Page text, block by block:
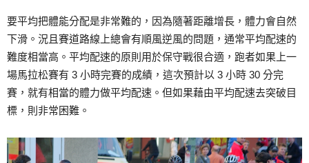
要平均把體能分配是非常難的，因為隨著距離增長，體力會自然
下滑。況且賽道路線上總會有順風逆風的問題，通常平均配速的
難度相當高。平均配速的原則用於保守戰很合適，跑者如果上一
場馬拉松賽有 3 小時完賽的成績，這次預計以 3 小時 30 分完
賽，就有相當的體力做平均配速。但如果藉由平均配速去突破目
標，則非常困難。